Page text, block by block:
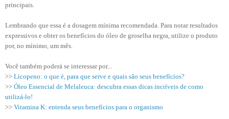
principais.
Lembrando que essa é a dosagem mínima recomendada. Para notar resultados
expressivos e obter os benefícios do óleo de groselha negra, utilize o produto
por, no mínimo, um mês.
Você também poderá se interessar por...
>> Licopeno: o que é, para que serve e quais são seus benefícios?
>> Óleo Essencial de Melaleuca: descubra essas dicas incríveis de como
utilizá-lo!
>> Vitamina K: entenda seus benefícios para o organismo